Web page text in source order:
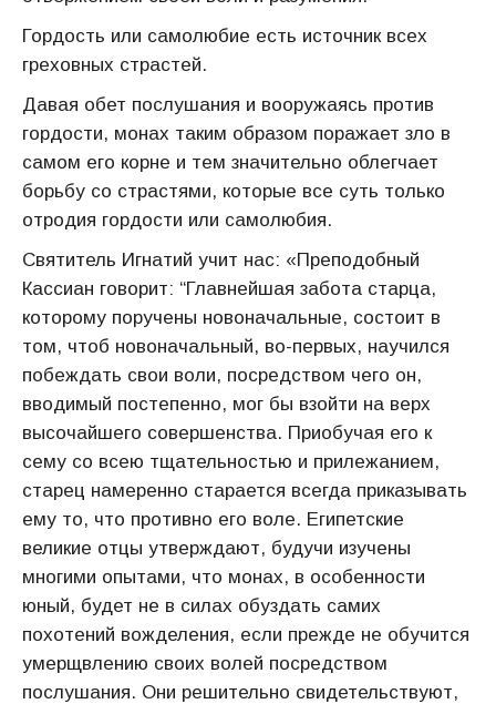
Гордость или самолюбие есть источник всех
греховных страстей.
Давая обет послушания и вооружаясь против
гордости, монах таким образом поражает зло в
самом его корне и тем значительно облегчает
борьбу со страстями, которые все суть только
отродия гордости или самолюбия.
Святитель Игнатий учит нас: «Преподобный
Кассиан говорит: “Главнейшая забота старца,
которому поручены новоначальные, состоит в
том, чтоб новоначальный, во-первых, научился
побеждать свои воли, посредством чего он,
вводимый постепенно, мог бы взойти на верх
высочайшего совершенства. Приобучая его к
сему со всею тщательностью и прилежанием,
старец намеренно старается всегда приказывать
ему то, что противно его воле. Египетские
великие отцы утверждают, будучи изучены
многими опытами, что монах, в особенности
юный, будет не в силах обуздать самих
похотений вожделения, если прежде не обучится
умерщвлению своих волей посредством
послушания. Они решительно свидетельствуют,